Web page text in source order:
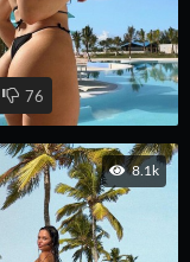
76
8.1k